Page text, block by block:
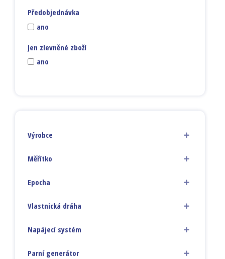
Předobjednávka
ano
Jen zlevněné zboží
ano
Výrobce
Měřítko
Epocha
Vlastnická dráha
Napájecí systém
Parní generátor